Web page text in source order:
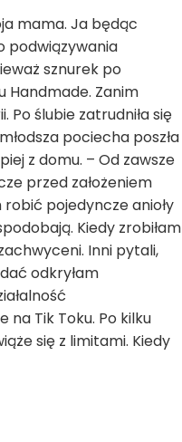
mama. Ja będąc
podwiązywania
sznurek po
Handmade. Zanim
Po ślubie zatrudniła się
pociecha poszła
z domu. – Od zawsze
przed założeniem
pojedyncze anioły
Kiedy zrobiłam
Inni pytali,
odkryłam
na Tik Toku. Po kilku
się z limitami. Kiedy